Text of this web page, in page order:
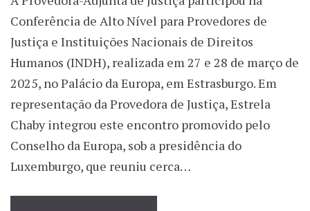
Conferência de Alto Nível para Provedores de
Justiça e Instituições Nacionais de Direitos
Humanos (INDH), realizada em 27 e 28 de março de
2025, no Palácio da Europa, em Estrasburgo. Em
representação da Provedora de Justiça, Estrela
Chaby integrou este encontro promovido pelo
Conselho da Europa, sob a presidência do
Luxemburgo, que reuniu cerca…